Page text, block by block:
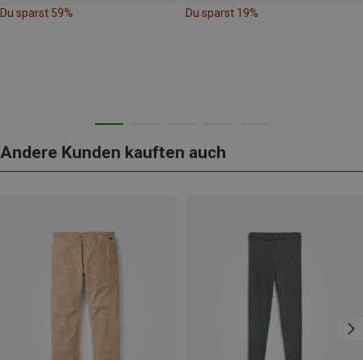
Du sparst 59% Du sparst 19%
Andere Kunden kauften auch